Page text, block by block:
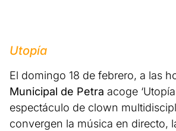
Utopía
El domingo 18 de febrero, a las
Municipal de Petra acoge
espectáculo de clown
convergen la música en directo,